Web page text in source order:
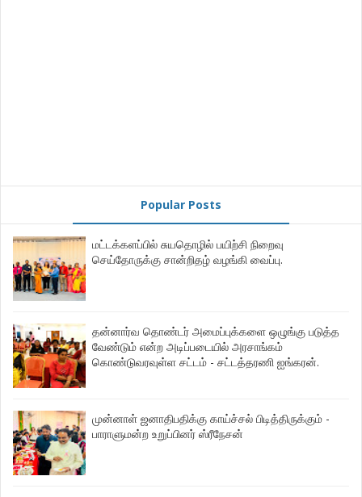
Popular Posts
மட்டக்களப்பில் சுயதொழில் பயிற்சி நிறைவு
செய்தோருக்கு சான்றிதழ் வழங்கி வைப்பு.
தன்னார்வ தொண்டர் அமைப்புக்களை ஒழுங்கு படுத்த
வேண்டும் என்ற அடிப்படையில் அரசாங்கம்
கொண்டுவரவுள்ள சட்டம் - சட்டத்தரணி ஐங்கரன்.
முன்னாள் ஜனாதிபதிக்கு காய்ச்சல் பிடித்திருக்கும் -
பாராளுமன்ற உறுப்பினர் ஸ்ரீநேசன்